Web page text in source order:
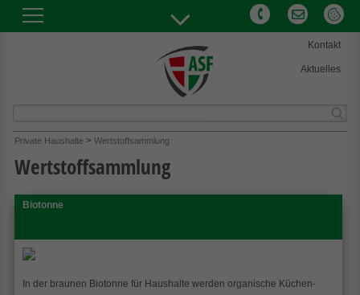
Abfallwirtschaft und Stadtreinigung Freiburg GmbH
79108 Freiburg
Telefon:+49(0)761 76707-0
E-Mail:info@abfallwirtschaft-freiburg.de
Kontakt
Aktuelles
Private Haushalte > Wertstoffsammlung
Wertstoffsammlung
Biotonne
In der braunen Biotonne für Haushalte werden organische Küchen-